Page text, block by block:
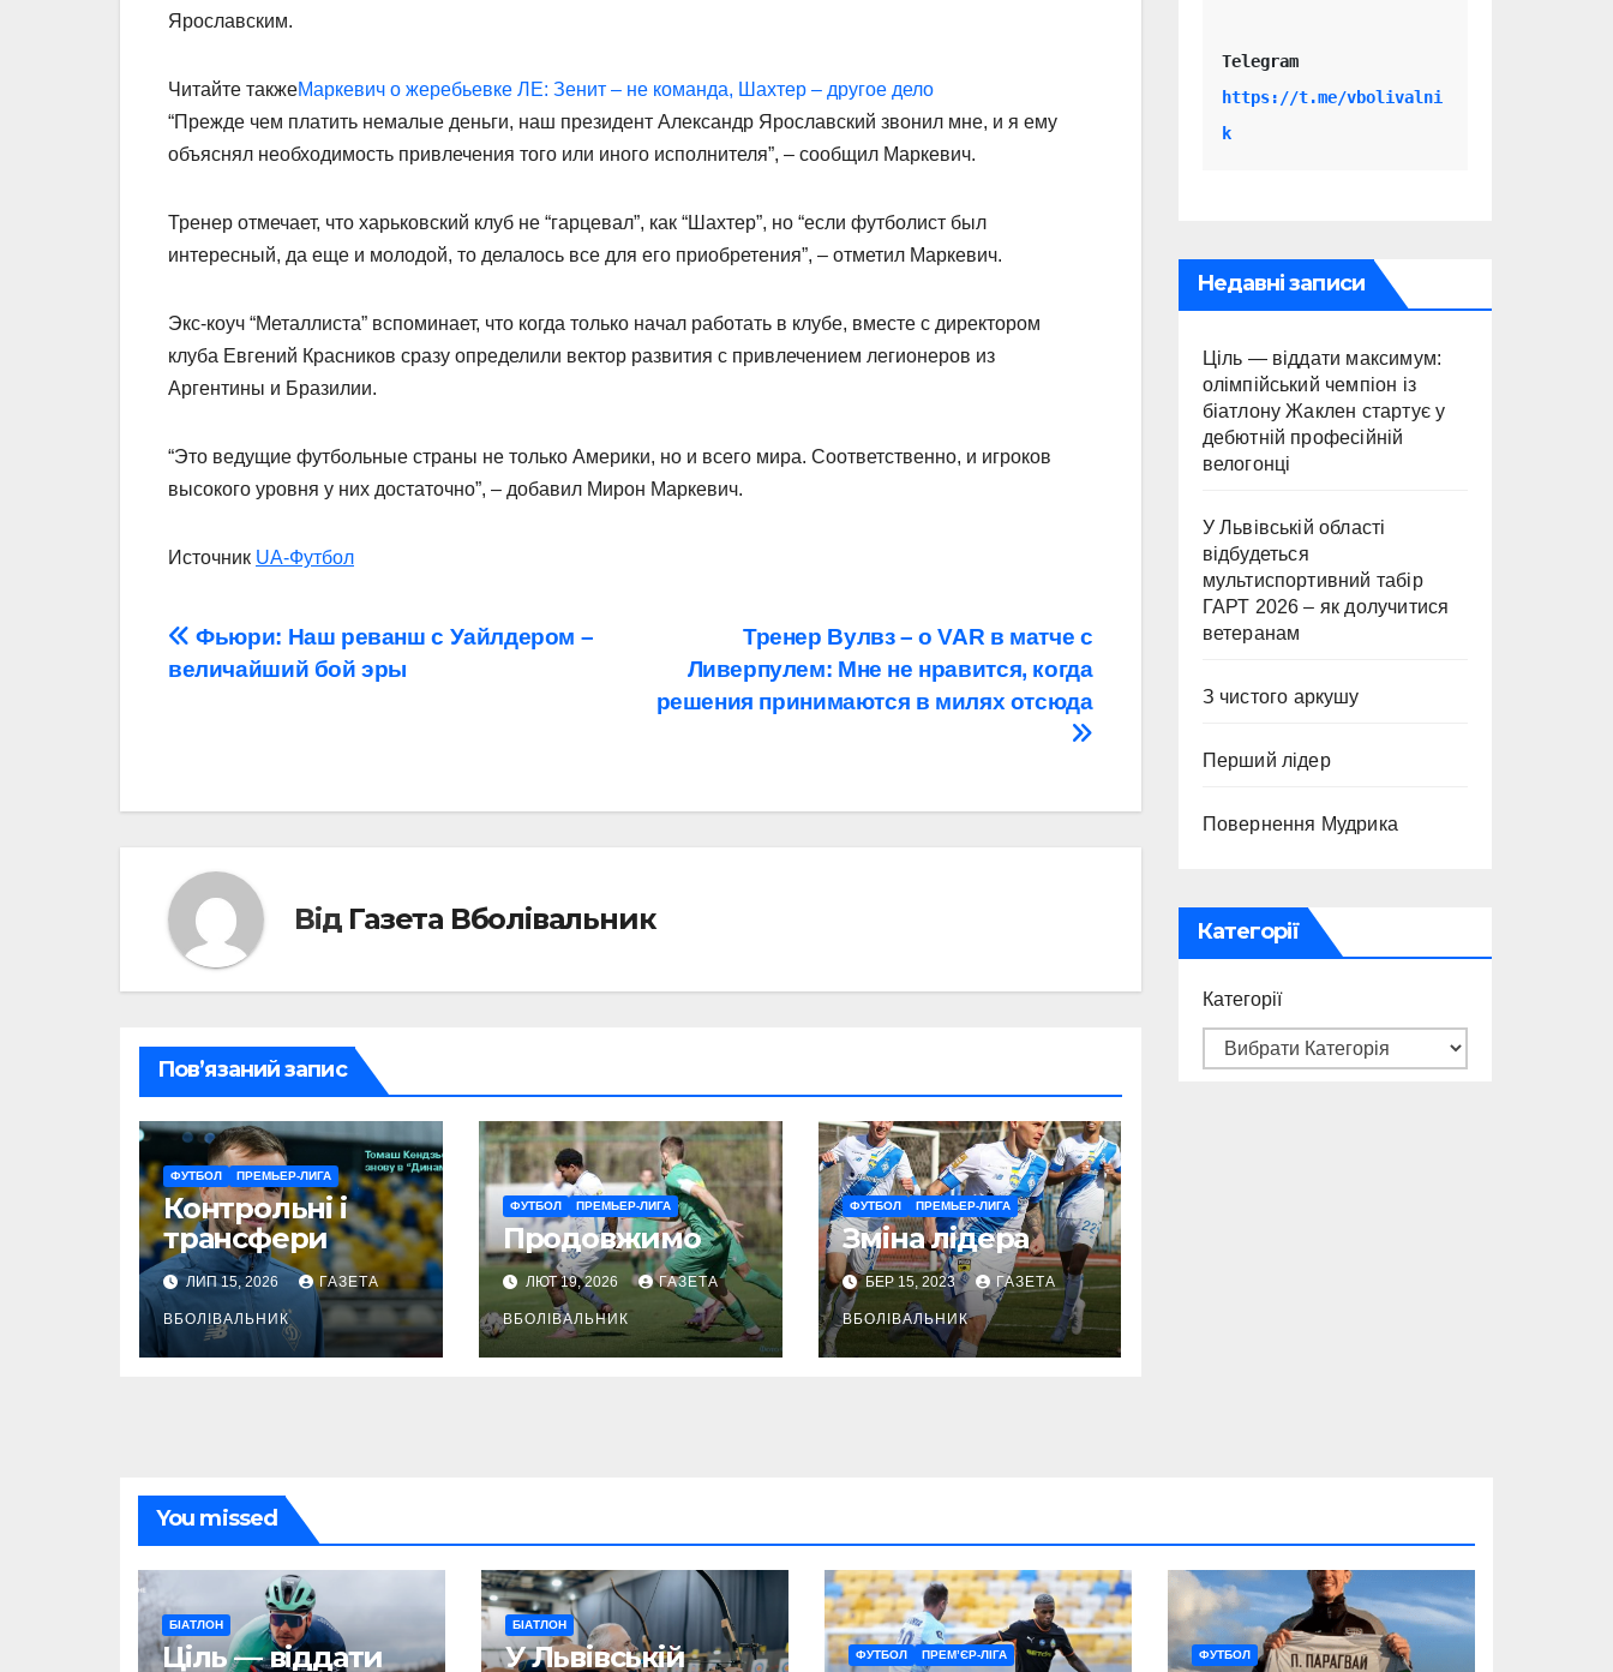
Ярославским.
Читайте такжеМаркевич о жеребьевке ЛЕ: Зенит – не команда, Шахтер – другое дело
“Прежде чем платить немалые деньги, наш президент Александр Ярославский звонил мне, и я ему
объяснял необходимость привлечения того или иного исполнителя”, – сообщил Маркевич.
Тренер отмечает, что харьковский клуб не “гарцевал”, как “Шахтер”, но “если футболист был
интересный, да еще и молодой, то делалось все для его приобретения”, – отметил Маркевич.
Экс-коуч “Металлиста” вспоминает, что когда только начал работать в клубе, вместе с директором
клуба Евгений Красников сразу определили вектор развития с привлечением легионеров из
Аргентины и Бразилии.
“Это ведущие футбольные страны не только Америки, но и всего мира. Соответственно, и игроков
высокого уровня у них достаточно”, – добавил Мирон Маркевич.
Источник UA-Футбол
Навігація
Тренер Вулвз – о VAR в матче с
Ливерпулем: Мне не нравится, когда
решения принимаются в милях отсюда
Фьюри: Наш реванш с Уайлдером –
величайший бой эры
Від Газета Вболівальник
Пов’язаний запис
ФУТБОЛ ПРЕМЬЕР-ЛИГА
Контрольні і
трансфери
ЛИП 15, 2026 ГАЗЕТА
ВБОЛІВАЛЬНИК
ФУТБОЛ ПРЕМЬЕР-ЛИГА
Продовжимо
ЛЮТ 19, 2026 ГАЗЕТА
ВБОЛІВАЛЬНИК
ФУТБОЛ ПРЕМЬЕР-ЛИГА
Зміна лідера
БЕР 15, 2023 ГАЗЕТА
ВБОЛІВАЛЬНИК
Telegram
https://t.me/vbolivalni
k
Недавні записи
Ціль — віддати максимум:
олімпійський чемпіон із
біатлону Жаклен стартує у
дебютній професійній
велогонці
У Львівській області
відбудеться
мультиспортивний табір
ГАРТ 2026 – як долучитися
ветеранам
З чистого аркушу
Перший лідер
Повернення Мудрика
Категорії
Категорії
You missed
БІАТЛОН
Ціль — віддати
БІАТЛОН
У Львівській
ФУТБОЛ ПРЕМ’ЄР-ЛІГА ФУТБОЛ